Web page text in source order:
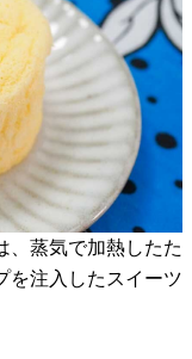
、蒸気で加熱したた
を注入したスイーツ